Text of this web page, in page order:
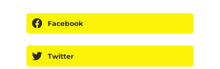
Facebook
Twitter